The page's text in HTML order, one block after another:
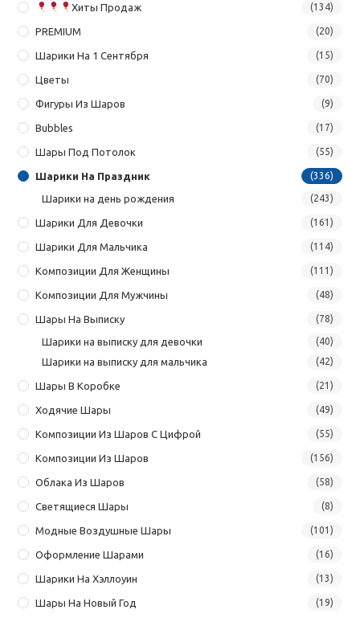
Хиты Продаж (134)
PREMIUM (20)
Шарики На 1 Сентября (15)
Цветы (70)
Фигуры Из Шаров (9)
Bubbles (17)
Шары Под Потолок (55)
Шарики На Праздник (336)
Шарики на день рождения (243)
Шарики Для Девочки (161)
Шарики Для Мальчика (114)
Композиции Для Женщины (111)
Композиции Для Мужчины (48)
Шары На Выписку (78)
Шарики на выписку для девочки (40)
Шарики на выписку для мальчика (42)
Шары В Коробке (21)
Ходячие Шары (49)
Композиции Из Шаров С Цифрой (55)
Композиции Из Шаров (156)
Облака Из Шаров (58)
Светящиеся Шары (8)
Модные Воздушные Шары (101)
Оформление Шарами (16)
Шарики На Хэллоуин (13)
Шары На Новый Год (19)